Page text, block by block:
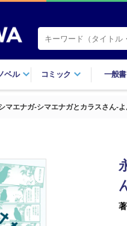
ベル コミック 一般書
マエナガ‐シマエナガとカラスさん‐よ